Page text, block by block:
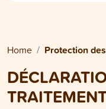
Home Protection